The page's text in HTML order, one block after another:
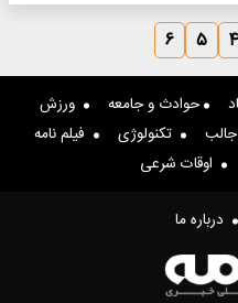
۴ ۵ ۶
حوادث و جامعه
ورزش
تکنولوژی
فیلم نامه
اوقات شرعی
درباره ما